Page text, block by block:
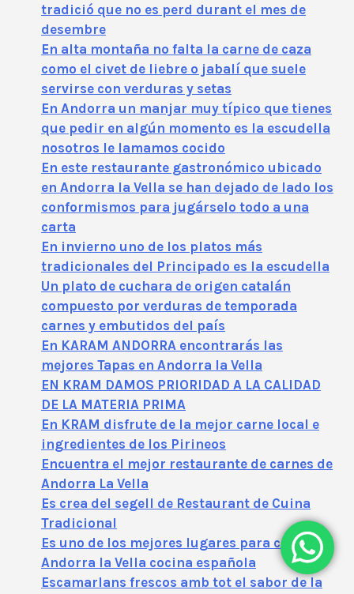
tradició que no es perd durant el mes de
desembre
En alta montaña no falta la carne de caza
como el civet de liebre o jabalí que suele
servirse con verduras y setas
En Andorra un manjar muy típico que tienes
que pedir en algún momento es la escudella
nosotros le lamamos cocido
En este restaurante gastronómico ubicado
en Andorra la Vella se han dejado de lado los
conformismos para jugárselo todo a una
carta
En invierno uno de los platos más
tradicionales del Principado es la escudella
Un plato de cuchara de origen catalán
compuesto por verduras de temporada
carnes y embutidos del país
En KARAM ANDORRA encontrarás las
mejores Tapas en Andorra la Vella
EN KRAM DAMOS PRIORIDAD A LA CALIDAD
DE LA MATERIA PRIMA
En KRAM disfrute de la mejor carne local e
ingredientes de los Pirineos
Encuentra el mejor restaurante de carnes de
Andorra La Vella
Es crea del segell de Restaurant de Cuina
Tradicional
Es uno de los mejores lugares para comer en
Andorra la Vella cocina española
Escamarlans frescos amb tot el sabor de la